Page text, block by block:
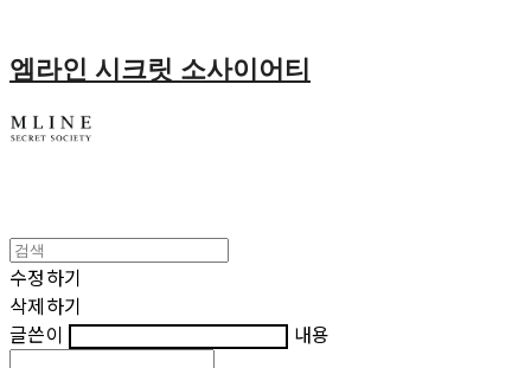
엠라인 시크릿 소사이어티
수정하기
삭제하기
글쓴이
내용